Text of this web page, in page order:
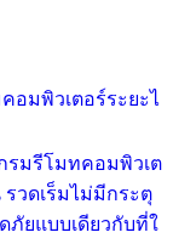
อมพิวเตอร์ระยะไ
รมรีโมทคอมพิวเต
วดเร็มไม่มีกระตุ
ยแบบเดียวกับที่ใ